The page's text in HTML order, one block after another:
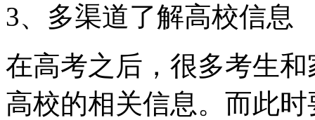
3、多渠道了解高校信息
在高考之后，很多考生
高校的相关信息。而此